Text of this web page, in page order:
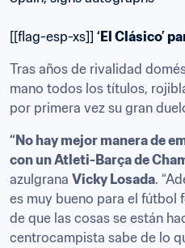
[[flag-esp-xs]] ‘El Clásico’
Tras años de rivalidad
mano todos los títulos,
por primera vez su gran
“No hay mejor manera de
con un Atleti-Barça de
azulgrana Vicky Losada.
es muy bueno para el fútbol
de que las cosas se están
centrocampista sabe de lo